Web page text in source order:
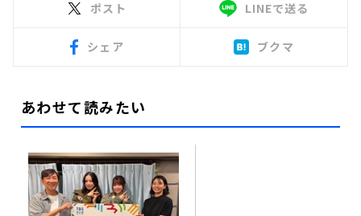
ポスト LINEで送る
シェア ブクマ
あわせて読みたい